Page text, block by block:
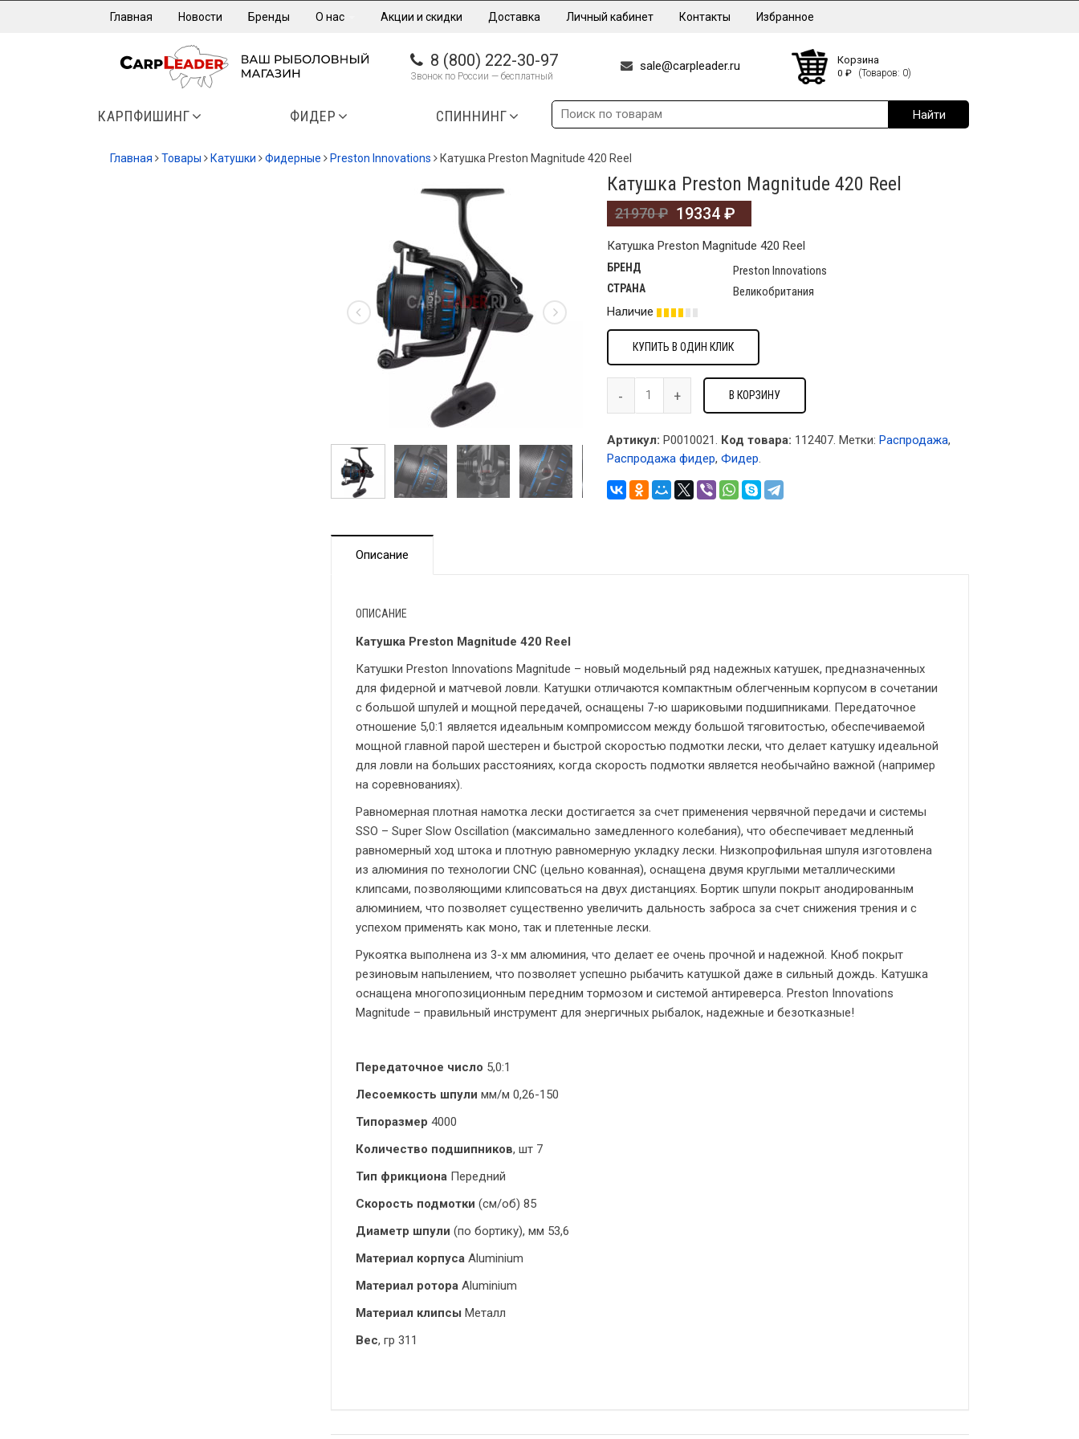
Главная Новости Бренды О нас Акции и скидки Доставка Личный кабинет Контакты Избранное
8 (800) 222-30-97
Звонок по России — бесплатный
sale@carpleader.ru Корзина
0 ₽ (Товаров: 0)
КАРПФИШИНГ ФИДЕР СПИННИНГ
Главная Товары Катушки Фидерные Preston Innovations Катушка Preston Magnitude 420 Reel
Катушка Preston Magnitude 420 Reel
21970₽ 19334 ₽
Катушка Preston Magnitude 420 Reel
БРЕНД Preston Innovations
СТРАНА
Великобритания
Наличие
КУПИТЬ В ОДИН КЛИК
В КОРЗИНУ
Артикул: P0010021. Код товара: 112407. Метки: Распродажа,
Распродажа фидер, Фидер.
Описание
ОПИСАНИЕ
Катушка Preston Magnitude 420 Reel
Катушки Preston Innovations Magnitude – новый модельный ряд надежных катушек, предназначенных
для фидерной и матчевой ловли. Катушки отличаются компактным облегченным корпусом в сочетании
с большой шпулей и мощной передачей, оснащены 7-ю шариковыми подшипниками. Передаточное
отношение 5,0:1 является идеальным компромиссом между большой тяговитостью, обеспечиваемой
мощной главной парой шестерен и быстрой скоростью подмотки лески, что делает катушку идеальной
для ловли на больших расстояниях, когда скорость подмотки является необычайно важной (например
на соревнованиях).
Равномерная плотная намотка лески достигается за счет применения червячной передачи и системы
SSO – Super Slow Oscillation (максимально замедленного колебания), что обеспечивает медленный
равномерный ход штока и плотную равномерную укладку лески. Низкопрофильная шпуля изготовлена
из алюминия по технологии CNC (цельно кованная), оснащена двумя круглыми металлическими
клипсами, позволяющими клипсоваться на двух дистанциях. Бортик шпули покрыт анодированным
алюминием, что позволяет существенно увеличить дальность заброса за счет снижения трения и с
успехом применять как моно, так и плетенные лески.
Рукоятка выполнена из 3-х мм алюминия, что делает ее очень прочной и надежной. Кноб покрыт
резиновым напылением, что позволяет успешно рыбачить катушкой даже в сильный дождь. Катушка
оснащена многопозиционным передним тормозом и системой антиреверса. Preston Innovations
Magnitude – правильный инструмент для энергичных рыбалок, надежные и безотказные!
Передаточное число 5,0:1
Лесоемкость шпули мм/м 0,26-150
Типоразмер 4000
Количество подшипников, шт 7
Тип фрикциона Передний
Скорость подмотки (cм/об) 85
Диаметр шпули (по бортику), мм 53,6
Материал корпуса Aluminium
Материал ротора Aluminium
Материал клипсы Металл
Вес, гр 311